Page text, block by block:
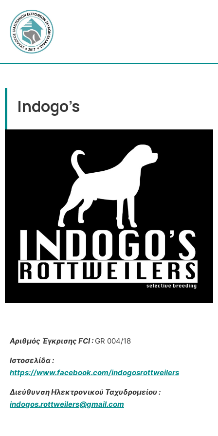
Indogo’s
Αριθμός Έγκρισης FCI : GR 004/18
Ιστοσελίδα :
https://www.facebook.com/indogosrottweilers
Διεύθυνση Ηλεκτρονικού Ταχυδρομείου :
indogos.rottweilers@gmail.com